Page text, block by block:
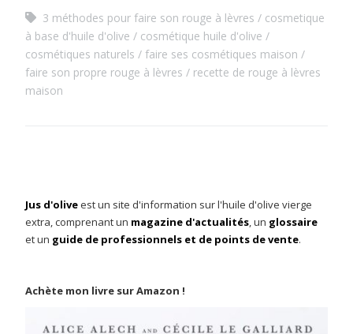
3 méthodes pour faire son rouge à lèvres
cosmetique
à base d'huile d'olive
cosmétique huile d'olive
cosmétiques naturels
faire ses cosmétiques maison
faire son propre rouge à lèvres
recette de rouge à lèvres
maison
Jus d'oliveest un site d'information sur l'huile d'olive vierge
extra, comprenant un magazine d'actualités, un glossaire
et un guide de professionnels et de points de vente.
Achète mon livre sur Amazon !